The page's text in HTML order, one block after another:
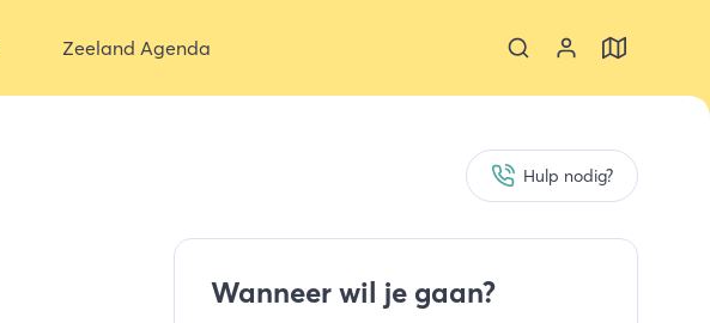
Zeeland Agenda
Hulp nodig?
Wanneer wil je gaan?